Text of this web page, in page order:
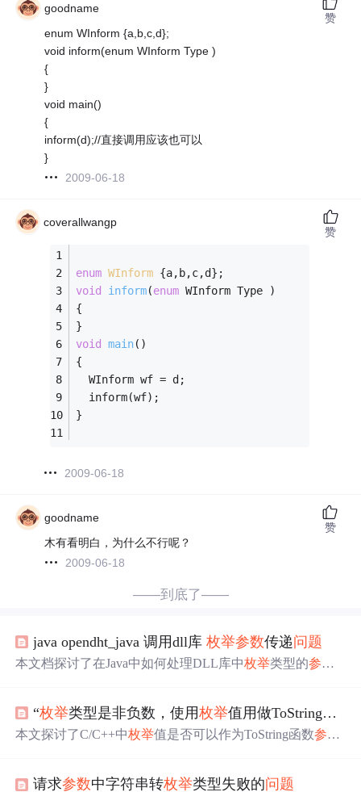
goodname
enum WInform {a,b,c,d};
void inform(enum WInform Type )
{
}
void main()
{
inform(d);//直接调用应该也可以
}
2009-06-18
赞
coverallwangp
enum WInform {a,b,c,d};
void
inform(enum WInform Type )
{
}
void
main()
{
  WInform wf = d;
  inform(wf);
}
2009-06-18
赞
goodname
木有看明白，为什么不行呢？
2009-06-18
赞
——到底了——
java opendht_java 调用dll库枚举参数传递问题
本文档探讨了在Java中如何处理DLL库中枚举类型的参数
定义和调用方法，但执行时出现了错误。
“枚举类型是非负数，使用枚举值用做ToString的函数
本文探讨了C/C++中枚举值是否可以作为ToString函数参数
举 类型的历史、ToString函数设计、实际应用场景及安全性
请求参数中字符串转枚举类型失败的问题